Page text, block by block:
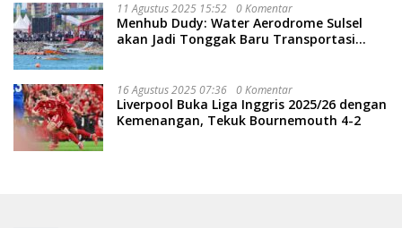
11 Agustus 2025 15:52 0 Komentar
Menhub Dudy: Water Aerodrome Sulsel
akan Jadi Tonggak Baru Transportasi
16 Agustus 2025 07:36 0 Komentar
Liverpool Buka Liga Inggris 2025/26 dengan
Kemenangan, Tekuk Bournemouth 4-2